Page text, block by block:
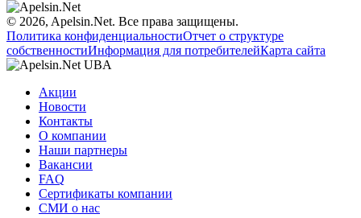
© 2026, Apelsin.Net. Все права защищены.
Политика конфиденциальностиОтчет о структуре
собственностиИнформация для потребителейКарта сайта
Акции
Новости
Контакты
О компании
Наши партнеры
Вакансии
FAQ
Сертификаты компании
СМИ о нас